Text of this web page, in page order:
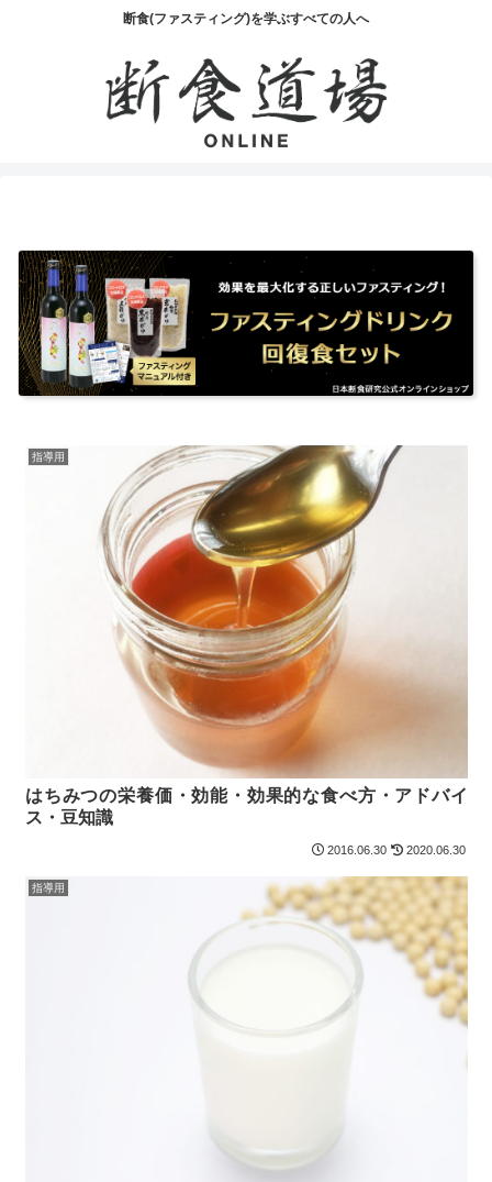
断食(ファスティング)を学ぶすべての人へ
指導用
はちみつの栄養価・効能・効果的な食べ方・アドバイ
ス・豆知識
2016.06.30 2020.06.30
指導用